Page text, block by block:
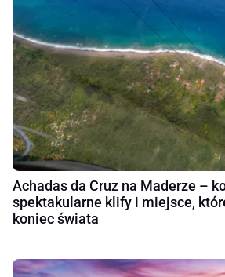
Achadas da Cruz na Maderze –
spektakularne klify i miejsce,
koniec świata